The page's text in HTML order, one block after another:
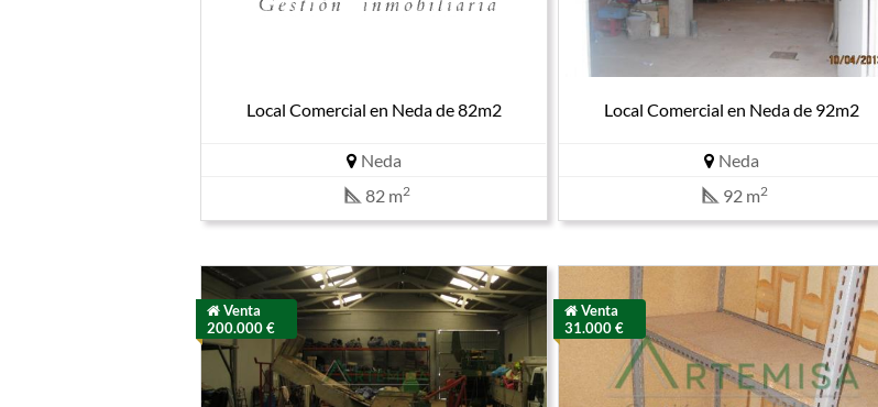
Local Comercial en Neda de 82m2
Neda
82 m2
Local Comercial en Neda de 92m2
Neda
92 m2
Venta
200.000 €
Venta
31.000 €